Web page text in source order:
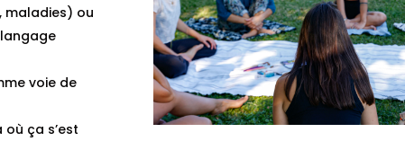
maladies) ou
voie de
ça s’est